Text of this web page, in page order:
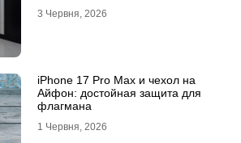
3 Червня, 2026
iPhone 17 Pro Max и чехол на
Айфон: достойная защита для
флагмана
1 Червня, 2026